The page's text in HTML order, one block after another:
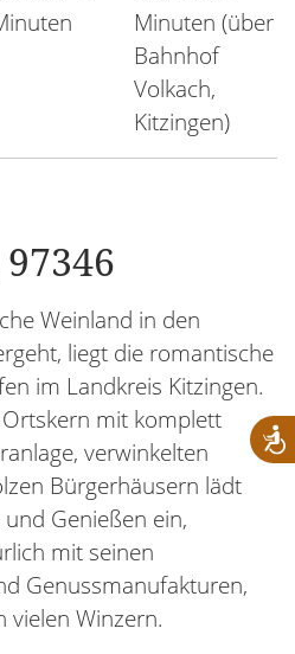
Minuten (über
Bahnhof
Volkach,
Kitzingen)
Weinland in den
liegt die romantische
im Landkreis Kitzingen.
mit komplett
verwinkelten
Bürgerhäusern lädt
Genießen ein,
mit seinen
Genussmanufakturen,
vielen Winzern.